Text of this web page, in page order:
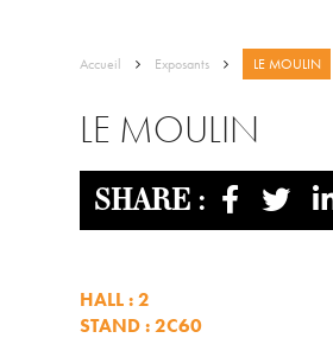
Accueil Exposants LE MOULIN
LE MOULIN
SHARE :
HALL : 2
STAND : 2C60